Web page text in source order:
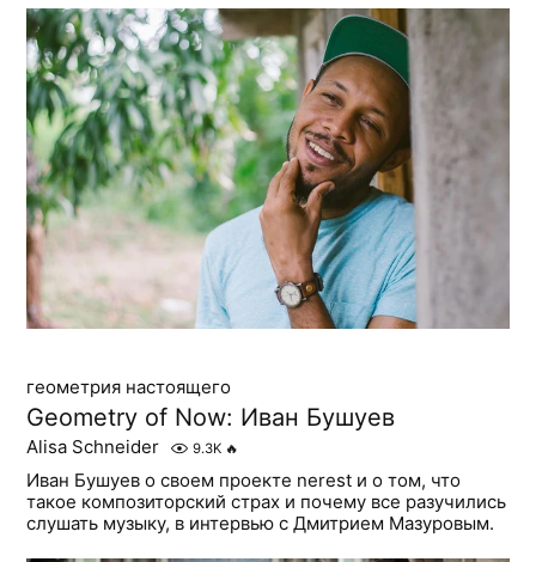
геометрия настоящего
Geometry of Now: Иван Бушуев
Alisa Schneider 9.3K 🔥
Иван Бушуев о своем проекте nerest и о том, что
такое композиторский страх и почему все разучились
слушать музыку, в интервью с Дмитрием Мазуровым.